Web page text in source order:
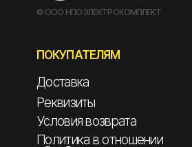
© ООО НПО ЭЛЕКТРОКОМПЛЕКТ
ПОКУПАТЕЛЯМ
Доставка
Реквизиты
Условия возврата
Политика в отношении